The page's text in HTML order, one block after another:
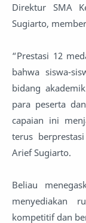
Direktur SMA
Sugiarto,
“Prestasi 12
bahwa siswa-
bidang
para peserta
capaian ini
terus
Arief Sugiarto.
Beliau
menyediakan
kompetitif dan